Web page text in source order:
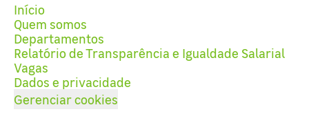
Início
Quem somos
Departamentos
Relatório de Transparência e Igualdade Salarial
Vagas
Dados e privacidade
Gerenciar cookies